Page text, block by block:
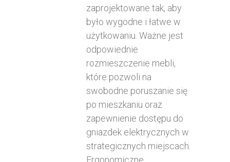
zaprojektowane tak, aby
było wygodne i łatwe w
użytkowaniu. Ważne jest
odpowiednie
rozmieszczenie mebli,
które pozwoli na
swobodne poruszanie się
po mieszkaniu oraz
zapewnienie dostępu do
gniazdek elektrycznych w
strategicznych miejscach.
Ergonomiczne